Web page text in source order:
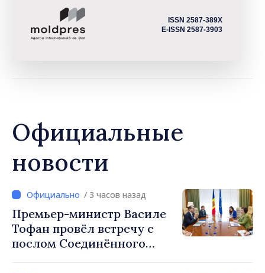
ISSN 2587-389X
E-ISSN 2587-3903
Официальные
новости
/ 3 часов назад
Премьер-министр Василе
Тофан провёл встречу с
послом Соединённого